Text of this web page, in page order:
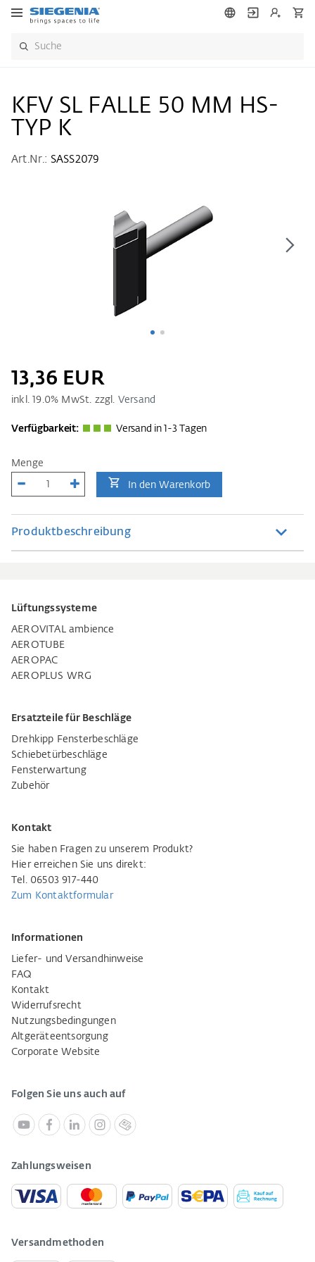
KFV SL FALLE 50 MM HS-
TYP K
Art.Nr.: SASS2079
13,36 EUR
inkl. 19.0% MwSt. zzgl. Versand
Verfügbarkeit: Versand in 1-3 Tagen
Menge
In den Warenkorb
Produktbeschreibung
Lüftungssysteme
AEROVITAL ambience
AEROTUBE
AEROPAC
AEROPLUS WRG
Ersatzteile für Beschläge
Drehkipp Fensterbeschläge
Schiebetürbeschläge
Fensterwartung
Zubehör
Kontakt
Sie haben Fragen zu unserem Produkt?
Hier erreichen Sie uns direkt:
Tel. 06503 917-440
Zum Kontaktformular
Informationen
Liefer- und Versandhinweise
FAQ
Kontakt
Widerrufsrecht
Nutzungsbedingungen
Altgeräteentsorgung
Corporate Website
Folgen Sie uns auch auf
Zahlungsweisen
Versandmethoden